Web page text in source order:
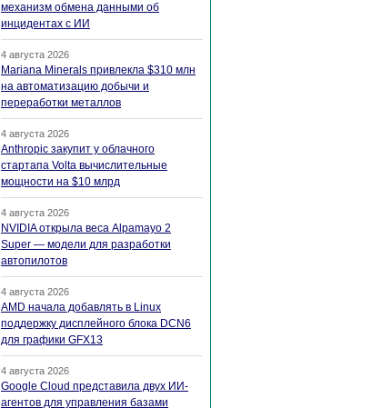
механизм обмена данными об
инцидентах с ИИ
4 августа 2026
Mariana Minerals привлекла $310 млн
на автоматизацию добычи и
переработки металлов
4 августа 2026
Anthropic закупит у облачного
стартапа Volta вычислительные
мощности на $10 млрд
4 августа 2026
NVIDIA открыла веса Alpamayo 2
Super — модели для разработки
автопилотов
4 августа 2026
AMD начала добавлять в Linux
поддержку дисплейного блока DCN6
для графики GFX13
4 августа 2026
Google Cloud представила двух ИИ-
агентов для управления базами